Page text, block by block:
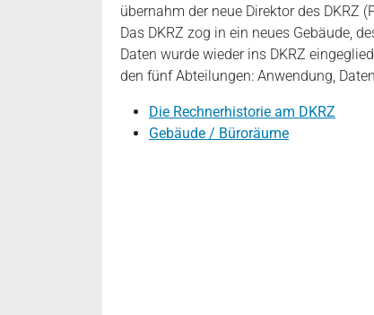
übernahm der neue Direktor des DKRZ
Das DKRZ zog in ein neues Gebäude,
Daten wurde wieder ins DKRZ
den fünf Abteilungen: Anwendung,
Die Rechnerhistorie am DKRZ
Gebäude / Büroräume